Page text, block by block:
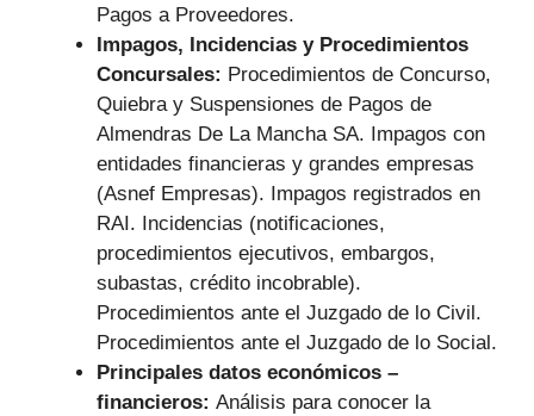
Pagos a Proveedores.
Impagos, Incidencias y Procedimientos
Concursales: Procedimientos de Concurso,
Quiebra y Suspensiones de Pagos de
Almendras De La Mancha SA. Impagos con
entidades financieras y grandes empresas
(Asnef Empresas). Impagos registrados en
RAI. Incidencias (notificaciones,
procedimientos ejecutivos, embargos,
subastas, crédito incobrable).
Procedimientos ante el Juzgado de lo Civil.
Procedimientos ante el Juzgado de lo Social.
Principales datos económicos –
financieros: Análisis para conocer la